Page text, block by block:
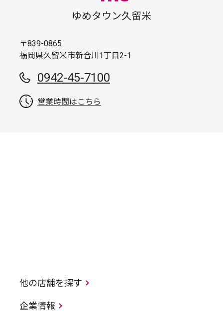
ゆめタウン久留米
〒839-0865
福岡県久留米市新合川1丁目2-1
0942-45-7100
営業時間はこちら
他の店舗を探す
企業情報